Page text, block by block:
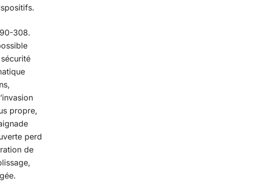
308.
propre,
perd
de